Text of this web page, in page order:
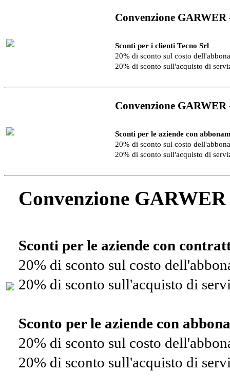
Convenzione
Sconti per i clienti Tecno Srl
20% di sconto sul costo
20% di sconto sull'acquisto di
Convenzione
Sconti per le aziende con
20% di sconto sul costo
20% di sconto sull'acquisto di
Convenzione
Sconti per le aziende con
20% di sconto sul costo
20% di sconto sull'acquisto di
Sconto per le aziende con
20% di sconto sul costo
20% di sconto sull'acquisto di